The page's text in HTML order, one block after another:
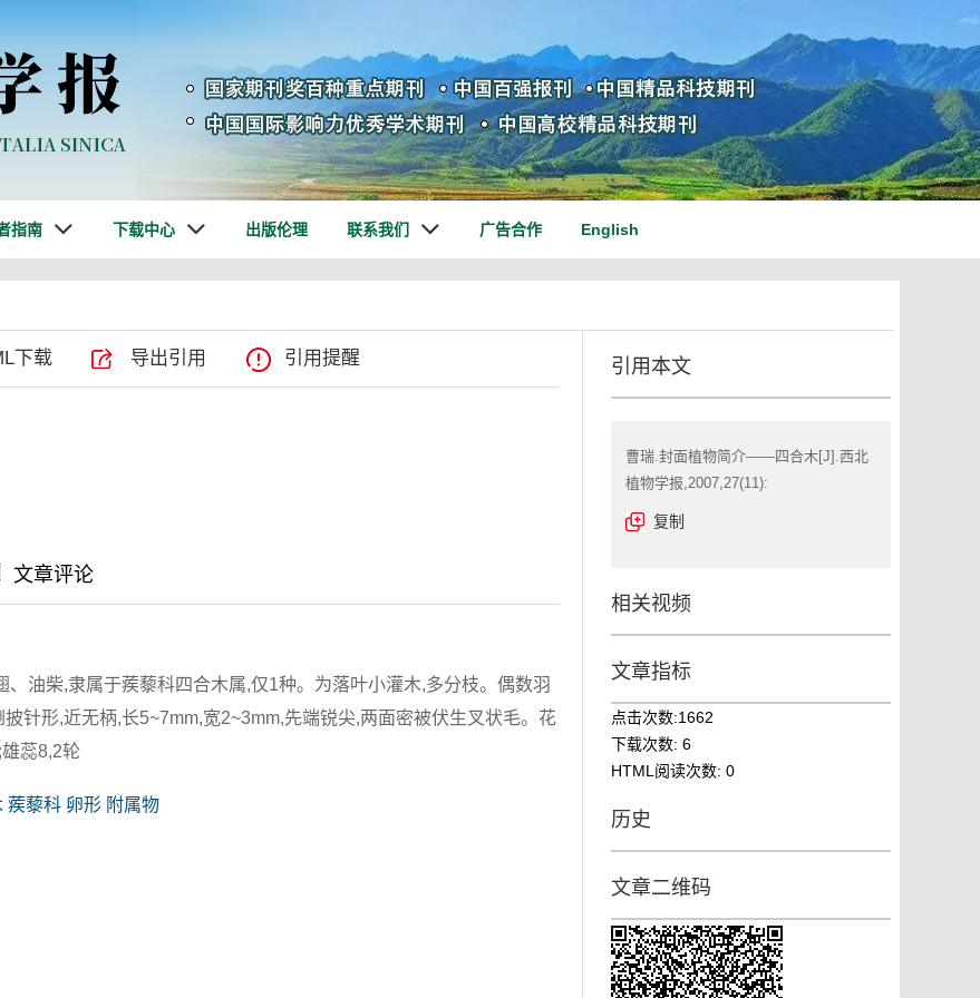
指南 下载中心 出版伦理 联系我们 广告合作 English
下载 导出引用 引用提醒
文章评论
、油柴,隶属于蒺藜科四合木属,仅1种。为落叶小灌木,多分枝。偶数羽
针形,近无柄,长5~7mm,宽2~3mm,先端锐尖,两面密被伏生叉状毛。花
蕊8,2轮
蒺藜科 卵形 附属物
引用本文
曹瑞.封面植物简介——四合木[J].西北
植物学报,2007,27(11):
复制
相关视频
文章指标
点击次数:1662
下载次数: 6
HTML阅读次数: 0
历史
文章二维码